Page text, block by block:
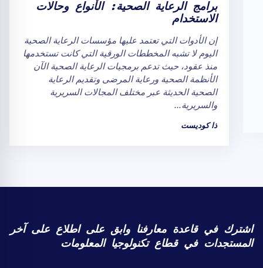
برامج الرعاية الصحية: الأنواع وحالات
الاستخدام
إن الأدوات التي تعتمد عليها مؤسسات الرعاية الصحية
اليوم لا تشبه المخططات الورقية التي كانت تستخدمها
منذ عقود، حيث تدعم برمجيات الرعاية الصحية الآن
الأنظمة الصحية ورعاية المرضى وتقديم الرعاية
الصحية الحديثة عبر مختلف المجالات السريرية
والسريرية...
ذا كوديست
اشترك في قاعدة معارفنا وابق على اطلاع على آخر
المستجدات في قطاع تكنولوجيا المعلومات